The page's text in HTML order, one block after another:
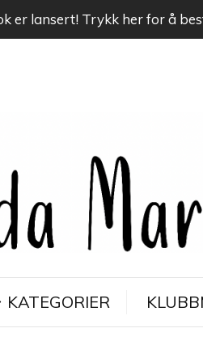
KATEGORIER
er lansert! Trykk her for å